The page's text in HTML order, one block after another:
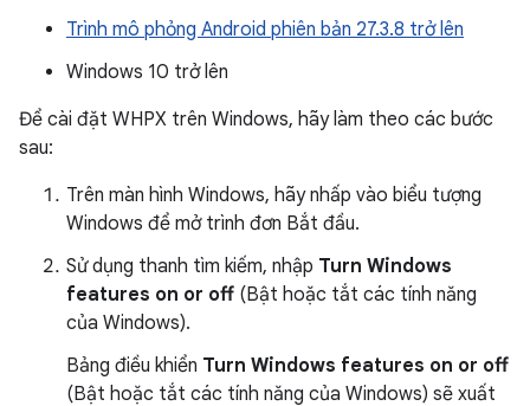
Trình mô phỏng Android phiên bản 27.3.8 trở lên
Windows 10 trở lên
Để cài đặt WHPX trên Windows, hãy làm theo các bước
sau:
Trên màn hình Windows, hãy nhấp vào biểu tượng
Windows để mở trình đơn Bắt đầu.
Sử dụng thanh tìm kiếm, nhập Turn Windows
features on or off (Bật hoặc tắt các tính năng
của Windows).
Bảng điều khiển Turn Windows features on or off
(Bật hoặc tắt các tính năng của Windows) sẽ xuất